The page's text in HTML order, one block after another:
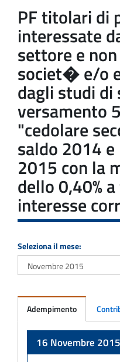
PF titolari di
interessate
settore e
societ� e/o
dagli studi di
versamento
"cedolare
saldo 2014
2015 con la
dello 0,40%
interesse
Seleziona il mese:
Adempimento
16 Novembre 2015